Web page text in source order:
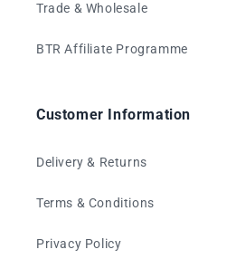
Trade & Wholesale
BTR Affiliate Programme
Customer Information
Delivery & Returns
Terms & Conditions
Privacy Policy